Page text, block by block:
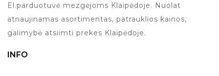
El.parduotuvė mezgėjoms Klaipėdoje. Nuolat
atnaujinamas asortimentas, patrauklios kainos,
galimybė atsiimti prekes Klaipėdoje.
INFO